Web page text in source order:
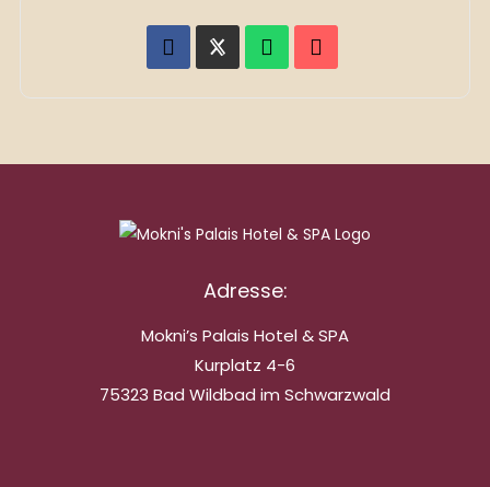
Adresse:
Mokni’s Palais Hotel & SPA
Kurplatz 4-6
75323 Bad Wildbad im Schwarzwald